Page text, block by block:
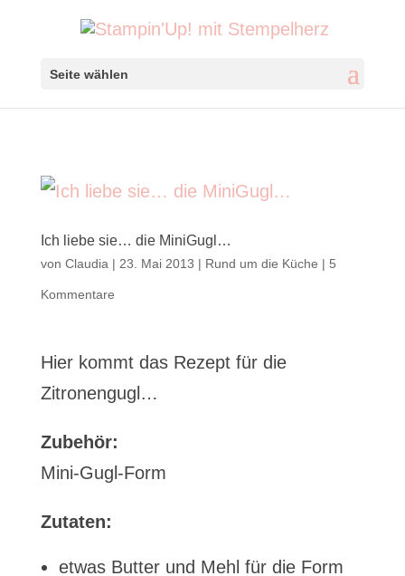
Seite wählen
Ich liebe sie… die MiniGugl…
von Claudia | 23. Mai 2013 | Rund um die Küche | 5
Kommentare
Hier kommt das Rezept für die
Zitronengugl…
Zubehör:
Mini-Gugl-Form
Zutaten:
etwas Butter und Mehl für die Form